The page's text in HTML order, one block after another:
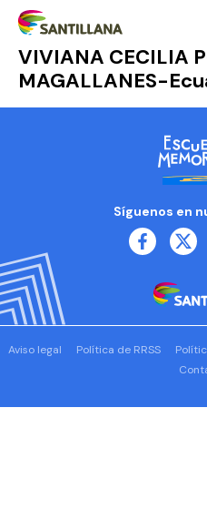
VIVIANA CECILIA
MAGALLANES-
Síguenos en
Aviso legal Política de RRSS